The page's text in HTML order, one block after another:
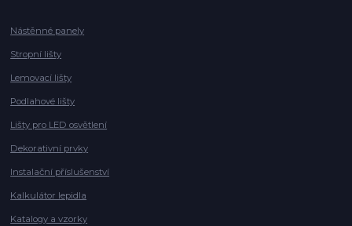
Nástěnné panely
Stropní lišty
Lemovací lišty
Podlahové lišty
Lišty pro LED osvětlení
Dekorativní prvky
Instalační příslušenství
Kalkulátor lepidla
Katalogy a vzorky